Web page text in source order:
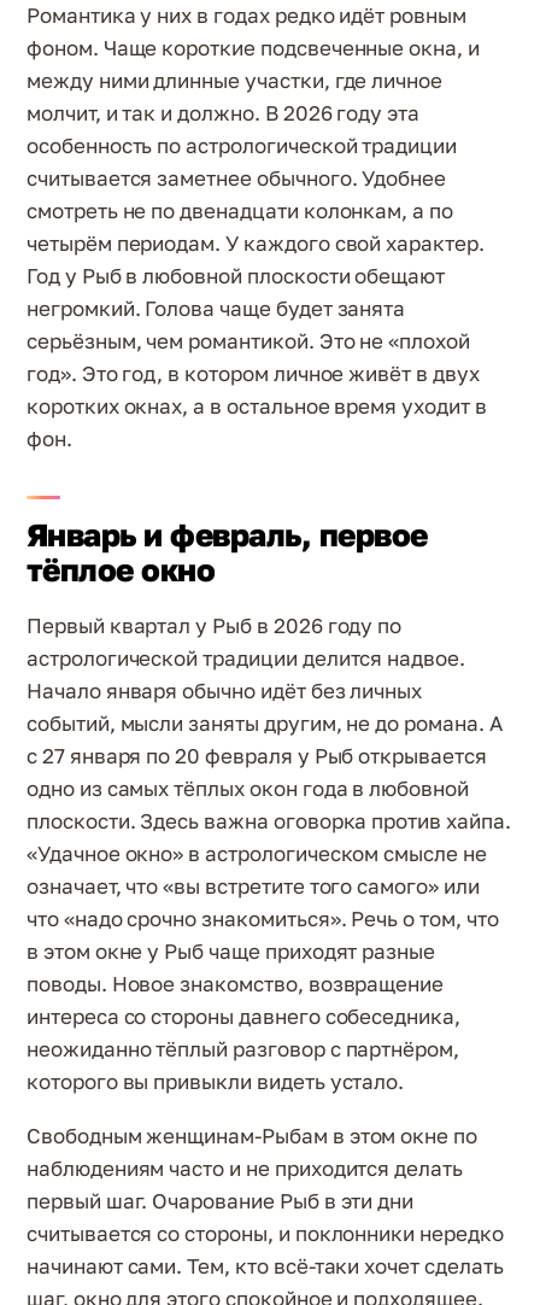
Романтика у них в годах редко идёт ровным
фоном. Чаще короткие подсвеченные окна, и
между ними длинные участки, где личное
молчит, и так и должно. В 2026 году эта
особенность по астрологической традиции
считывается заметнее обычного. Удобнее
смотреть не по двенадцати колонкам, а по
четырём периодам. У каждого свой характер.
Год у Рыб в любовной плоскости обещают
негромкий. Голова чаще будет занята
серьёзным, чем романтикой. Это не «плохой
год». Это год, в котором личное живёт в двух
коротких окнах, а в остальное время уходит в
фон.
Январь и февраль, первое
тёплое окно
Первый квартал у Рыб в 2026 году по
астрологической традиции делится надвое.
Начало января обычно идёт без личных
событий, мысли заняты другим, не до романа. А
с 27 января по 20 февраля у Рыб открывается
одно из самых тёплых окон года в любовной
плоскости. Здесь важна оговорка против хайпа.
«Удачное окно» в астрологическом смысле не
означает, что «вы встретите того самого» или
что «надо срочно знакомиться». Речь о том, что
в этом окне у Рыб чаще приходят разные
поводы. Новое знакомство, возвращение
интереса со стороны давнего собеседника,
неожиданно тёплый разговор с партнёром,
которого вы привыкли видеть устало.
Свободным женщинам-Рыбам в этом окне по
наблюдениям часто и не приходится делать
первый шаг. Очарование Рыб в эти дни
считывается со стороны, и поклонники нередко
начинают сами. Тем, кто всё-таки хочет сделать
шаг, окно для этого спокойное и подходящее.